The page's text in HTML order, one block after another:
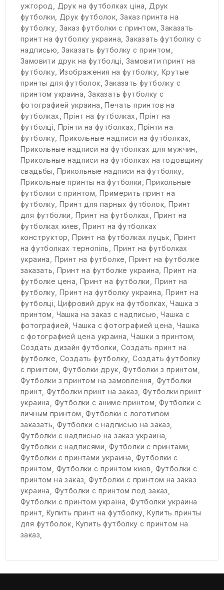
ужгород, Друк на футболках ціна,Друк
футболки,Друк футболок,Заказ принта на
футболку,Заказ футболки с принтом,Заказать
принт на футболку украина, Заказать футболку с
надписью,Заказать футболку с принтом,
Замовити друк на футболці, Замовити принт на
футболку,Изображения на футболку,Крутые
принты для футболок,Заказать футболку с
принтом украина, Заказать футболку с
фотографией украина,Печать принтов на
футболках,Прінт на футболках,Прінт на
футболці,Прінти на футболках,Прінти на
футболку,Прикольные надписи на футболках,
Прикольные надписи на футболках для мужчин,
Прикольные надписи на футболках на годовщину
свадьбы, Прикольные надписи на футболку,
Прикольные принты на футболки,Прикольные
футболки с принтом,Примерить принт на
футболку,Принт для парных футболок, Принт
для футболки, Принт на футболках, Принт на
футболках киев,Принт на футболках
конструктор,Принт на футболках луцьк, Принт
на футболках тернопіль, Принт на футболках
украина, Принт на футболке,Принт на футболке
заказать,Принт на футболке украина, Принт на
футболке цена,Принт на футболки, Принт на
футболку,Принт на футболку украина, Принт на
футболці,Цифровий друк на футболках,Чашка з
принтом, Чашка на заказ с надписью,Чашка с
фотографией,Чашка с фотографией цена, Чашка
с фотографией цена украина,Чашки з принтом,
Создать дизайн футболки,Создать принт на
футболке,Создать футболку,Создать футболку
с принтом,Футболки друк,Футболки з принтом,
Футболки з принтом на замовлення, Футболки
принт, Футболки принт на заказ, Футболки принт
украина, Футболки с аниме принтом,Футболки с
личным принтом,Футболки с логотипом
заказать,Футболки с надписью на заказ,
Футболки с надписью на заказ украина,
Футболки с надписями, Футболки с принтами,
Футболки с принтами украина, Футболки с
принтом, Футболки с принтом киев, Футболки с
принтом на заказ,Футболки с принтом на заказ
украина, Футболки с принтом под заказ,
Футболки с принтом україна,Футболки украина
принт, Купить принт на футболку,Купить принты
для футболок, Купить футболку с принтом на
заказ,